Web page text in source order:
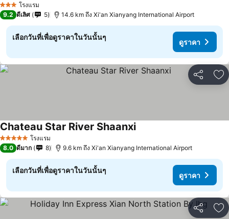
3 ดาว โรงแรม
9.2 ดีเลิศ 5 14.6 km ถึง Xi'an Xianyang International Airport
เลือกวันที่เพื่อดูราคาในวันนั้นๆ
ดูราคา
แชร์ เ
5 ดาว โรงแรม
Chateau Star River Shaanxiดูราคา
8.0 ดีมาก 8 9.6 km ถึง Xi'an Xianyang International Airport
เลือกวันที่เพื่อดูราคาในวันนั้นๆ
ดูราคา
แชร์ เ